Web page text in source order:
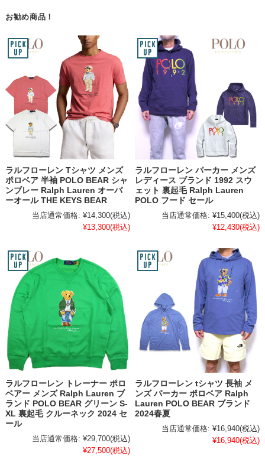
お勧め商品！
ラルフローレン Tシャツ メンズ
ポロベア 半袖 POLO BEAR シャ
ンブレー Ralph Lauren オーバ
ーオール THE KEYS BEAR
当店通常価格: ¥14,300(税込)
¥13,300(税込)
ラルフローレン パーカー メンズ
レディース ブランド 1992 スウ
ェット 裏起毛 Ralph Lauren
POLO フード セール
当店通常価格: ¥15,400(税込)
¥12,430(税込)
ラルフローレン トレーナー ポロ
ベアー メンズ Ralph Lauren ブ
ランド POLO BEAR グリーン S-
XL 裏起毛 クルーネック 2024 セ
ール
当店通常価格: ¥29,700(税込)
¥27,500(税込)
ラルフローレン tシャツ 長袖 メ
ンズ パーカー ポロベア Ralph
Lauren POLO BEAR ブランド
2024春夏
当店通常価格: ¥16,940(税込)
¥16,940(税込)